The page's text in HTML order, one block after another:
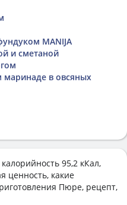
MANIJA
и сметаной
в овсяных
калорийность 95,2 кКал,
ценность, какие
Пюре, рецепт,